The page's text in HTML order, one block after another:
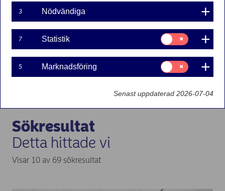
Fonder
Sökresultat
Detta hittade vi
Visar 10 av 69 sökresultat
3 Nödvändiga
7 Statistik
Samtycke
för:
Statistik
5 Marknadsföring
Samtycke
för:
Marknadsföring
Senast uppdaterad 2026-07-04